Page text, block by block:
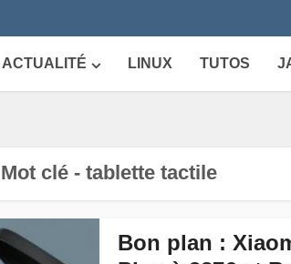
ACTUALITÉ LINUX TUTOS
Mot clé - tablette tactile
Bon plan :